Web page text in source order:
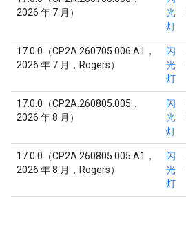
2026 年 7 月）
光
灯
17.0.0（CP2A.260705.006.A1，
2026 年 7 月，Rogers）
闪
光
灯
17.0.0（CP2A.260805.005，
2026 年 8 月）
闪
光
灯
17.0.0（CP2A.260805.005.A1，
2026 年 8 月，Rogers）
闪
光
灯